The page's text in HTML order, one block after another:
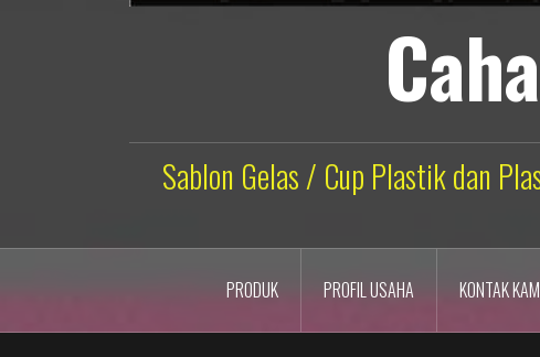
Sablon Gelas / Cup Plastik dan
PRODUK PROFIL USAHA KONTAK